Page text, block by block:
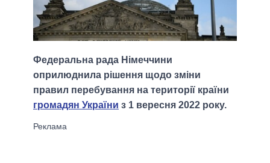
Федеральна рада Німеччини
оприлюднила рішення щодо зміни
правил перебування на території країни
громадян України з 1 вересня 2022 року.